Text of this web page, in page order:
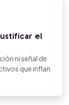
el
ni señal de
que inflan